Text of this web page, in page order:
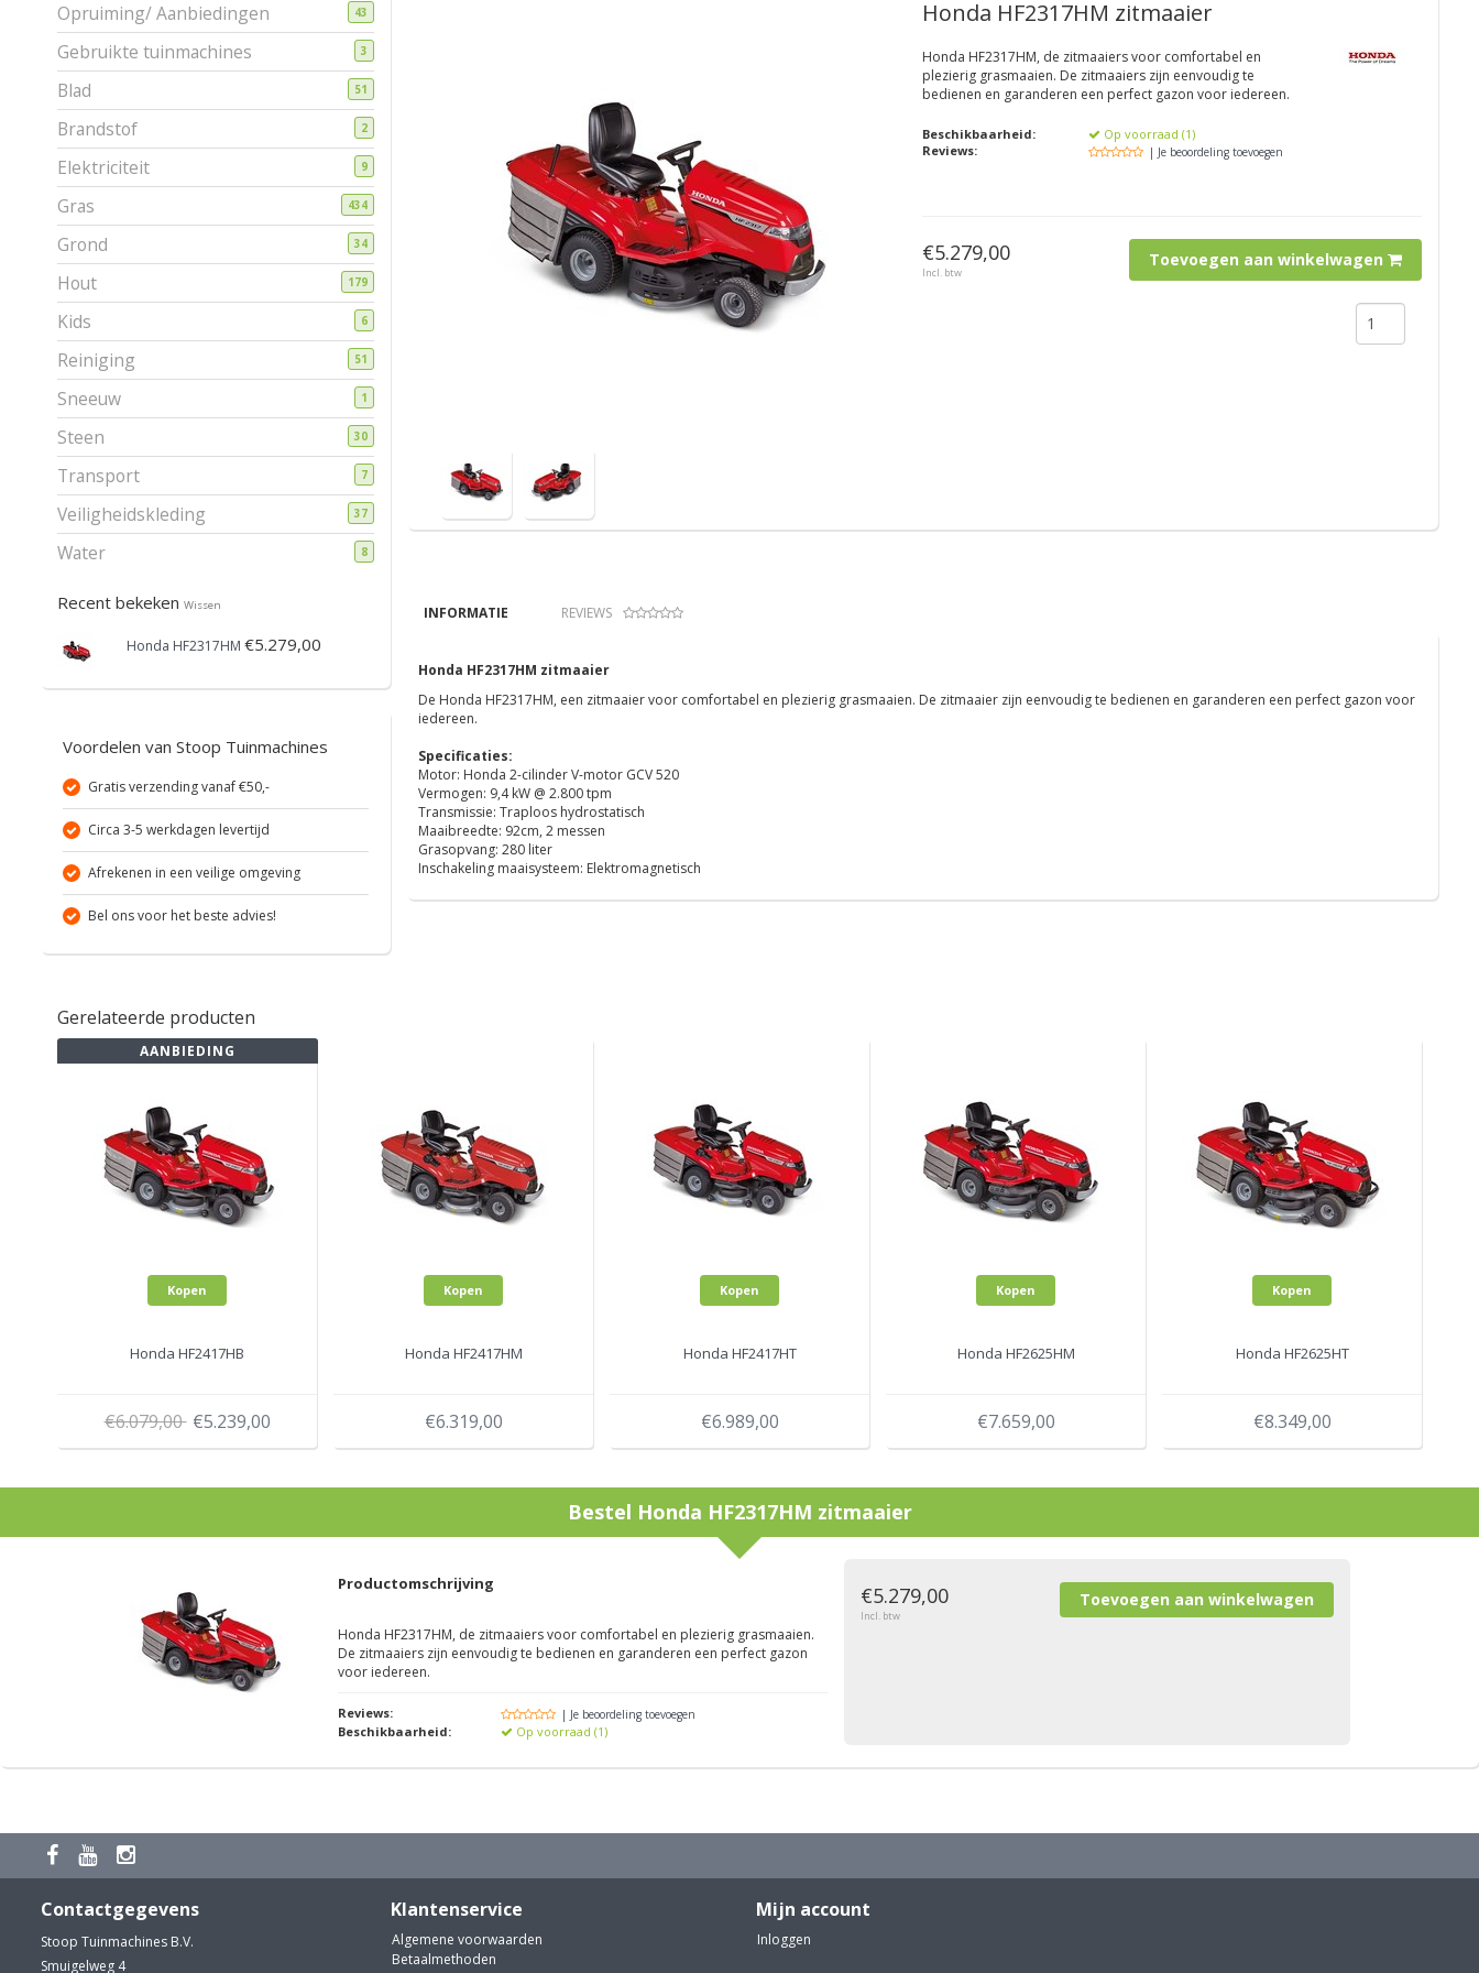
Opruiming/ Aanbiedingen 43
Gebruikte tuinmachines 3
Blad 51
Brandstof 2
Elektriciteit 9
Gras 434
Grond 34
Hout 179
Kids 6
Reiniging 51
Sneeuw 1
Steen 30
Transport 7
Veiligheidskleding 37
Water 8
Recent bekeken Wissen
Honda HF2317HM €5.279,00
Voordelen van Stoop Tuinmachines
Gratis verzending vanaf €50,-
Circa 3-5 werkdagen levertijd
Afrekenen in een veilige omgeving
Bel ons voor het beste advies!
Honda HF2317HM zitmaaier
Honda HF2317HM, de zitmaaiers voor comfortabel en
plezierig grasmaaien. De zitmaaiers zijn eenvoudig te
bedienen en garanderen een perfect gazon voor iedereen.
Beschikbaarheid:
Op voorraad (1)
Reviews:
| Je beoordeling toevoegen
€5.279,00
Incl. btw
Toevoegen aan winkelwagen
INFORMATIE REVIEWS
Honda HF2317HM zitmaaier
De Honda HF2317HM, een zitmaaier voor comfortabel en plezierig grasmaaien. De zitmaaier zijn eenvoudig te bedienen en garanderen een perfect gazon voor
iedereen.
Specificaties:
Motor: Honda 2-cilinder V-motor GCV 520
Vermogen: 9,4 kW @ 2.800 tpm
Transmissie: Traploos hydrostatisch
Maaibreedte: 92cm, 2 messen
Grasopvang: 280 liter
Inschakeling maaisysteem: Elektromagnetisch
Gerelateerde producten
AANBIEDING
Kopen
Honda HF2417HB
€6.079,00 €5.239,00
Kopen
Honda HF2417HM
€6.319,00
Kopen
Honda HF2417HT
€6.989,00
Kopen
Honda HF2625HM
€7.659,00
Kopen
Honda HF2625HT
€8.349,00
Bestel Honda HF2317HM zitmaaier
Productomschrijving
Honda HF2317HM, de zitmaaiers voor comfortabel en plezierig grasmaaien.
De zitmaaiers zijn eenvoudig te bedienen en garanderen een perfect gazon
voor iedereen.
Reviews: | Je beoordeling toevoegen
Beschikbaarheid: Op voorraad (1)
€5.279,00
Incl. btw
Contactgegevens
Stoop Tuinmachines B.V.
Smuigelweg 4
Klantenservice
Algemene voorwaarden
Betaalmethoden
Mijn account
Inloggen